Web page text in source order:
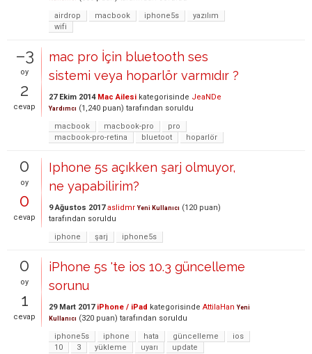
airdrop
macbook iphone5s
yazılım
wifi
–3
oy
2
cevap
mac pro İçin bluetooth ses
sistemi veya hoparlör varmıdır ?
27 Ekim 2014 Mac Ailesi kategorisinde JeaNDe
Yardımcı (1,240 puan) tarafından soruldu
macbook
macbook-pro
pro
macbook-pro-retina
bluetoot hoparlör
0
oy
0
cevap
Iphone 5s açıkken şarj olmuyor,
ne yapabilirim?
9 Ağustos 2017 aslidmr Yeni Kullanıcı (120 puan)
tarafından soruldu
iphone
şarj iphone5s
0
oy
1
cevap
iPhone 5s 'te ios 10.3 güncelleme
sorunu
29 Mart 2017 iPhone / iPad kategorisinde AttilaHan Yeni
Kullanıcı (320 puan) tarafından soruldu
iphone5s
iphone hata güncelleme
ios
10
3 yükleme uyarı update